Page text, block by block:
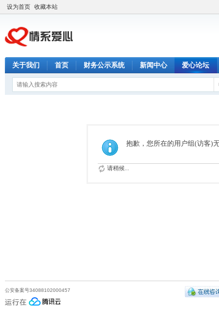
设为首页 收藏本站
关于我们 首页 财务公示系统 新闻中心 爱心论坛
抱歉，您所在的用户组(访客)
请稍候...
公安备案号34088102000457